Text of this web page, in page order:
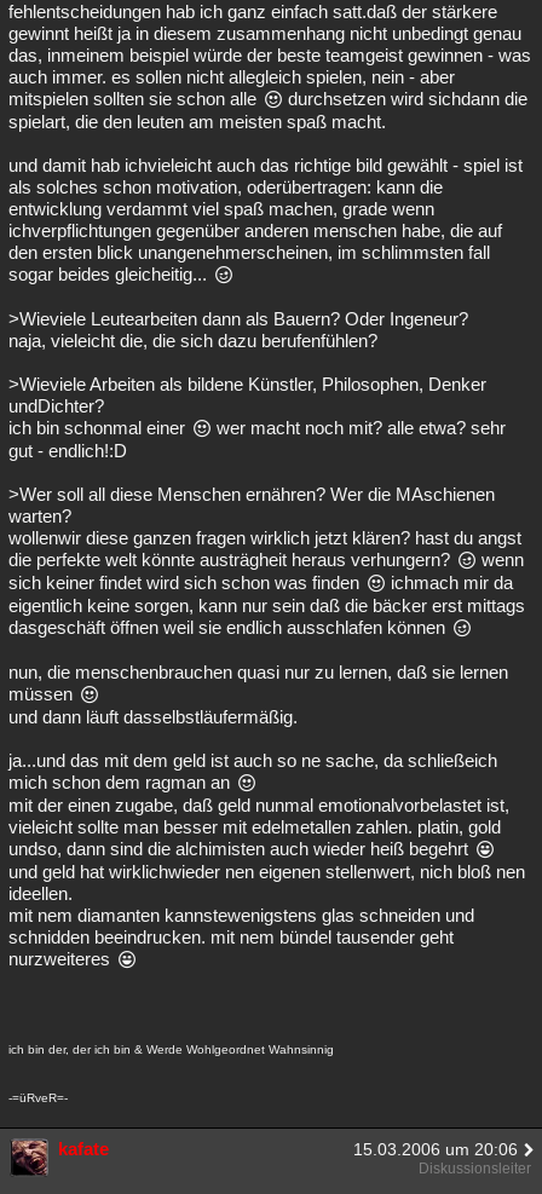
fehlentscheidungen hab ich ganz einfach satt.daß der stärkere
gewinnt heißt ja in diesem zusammenhang nicht unbedingt genau
das, inmeinem beispiel würde der beste teamgeist gewinnen - was
auch immer. es sollen nicht allegleich spielen, nein - aber
mitspielen sollten sie schon alle
durchsetzen wird sichdann die
spielart, die den leuten am meisten spaß macht.
und damit hab ichvieleicht auch das richtige bild gewählt - spiel ist
als solches schon motivation, oderübertragen: kann die
entwicklung verdammt viel spaß machen, grade wenn
ichverpflichtungen gegenüber anderen menschen habe, die auf
den ersten blick unangenehmerscheinen, im schlimmsten fall
sogar beides gleicheitig...
>Wieviele Leutearbeiten dann als Bauern? Oder Ingeneur?
naja, vieleicht die, die sich dazu berufenfühlen?
>Wieviele Arbeiten als bildene Künstler, Philosophen, Denker
undDichter?
ich bin schonmal einer
wer macht noch mit? alle etwa? sehr
gut - endlich!:D
>Wer soll all diese Menschen ernähren? Wer die MAschienen
warten?
wollenwir diese ganzen fragen wirklich jetzt klären? hast du angst
die perfekte welt könnte austrägheit heraus verhungern?
wenn
sich keiner findet wird sich schon was finden
ichmach mir da
eigentlich keine sorgen, kann nur sein daß die bäcker erst mittags
dasgeschäft öffnen weil sie endlich ausschlafen können
nun, die menschenbrauchen quasi nur zu lernen, daß sie lernen
müssen
und dann läuft dasselbstläufermäßig.
ja...und das mit dem geld ist auch so ne sache, da schließeich
mich schon dem ragman an
mit der einen zugabe, daß geld nunmal emotionalvorbelastet ist,
vieleicht sollte man besser mit edelmetallen zahlen. platin, gold
undso, dann sind die alchimisten auch wieder heiß begehrt
und geld hat wirklichwieder nen eigenen stellenwert, nich bloß nen
ideellen.
mit nem diamanten kannstewenigstens glas schneiden und
schnidden beeindrucken. mit nem bündel tausender geht
nurzweiteres
ich bin der, der ich bin & Werde Wohlgeordnet Wahnsinnig
-=üRveR=-
kafate 15.03.2006 um 20:06
Diskussionsleiter